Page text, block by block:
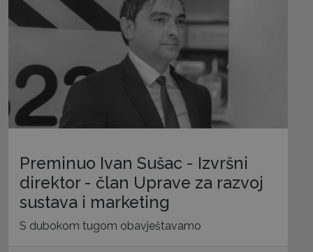
Preminuo Ivan Sušac - Izvršni
direktor - član Uprave za razvoj
sustava i marketing
S dubokom tugom obavještavamo